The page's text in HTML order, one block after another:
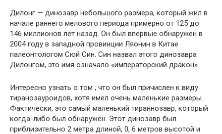
Дилонг — динозавр небольшого размера, который жил в
начале раннего мелового периода примерно от 125 до
146 миллионов лет назад. Он был впервые обнаружен в
2004 году в западной провинции Ляонин в Китае
палеонтологом Сюй Син. Син назвал этого динозавра
Дилонгом, это имя означало «императорский дракон».
Интересно узнать о том , что он был причислен к виду
тиранозауроидов, хотя имел очень маленькие размеры.
Фактически, это самый маленький тираннозавр, который
когда-либо был обнаружен. Этот динозавр был
приблизительно 2 метра длиной, 0, 6 метров высотой и